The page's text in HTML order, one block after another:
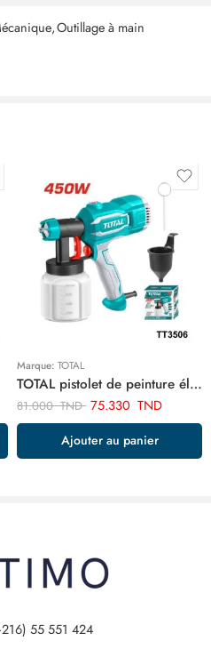
,Outillage à main
Marque: TOTAL
TOTAL pistolet de peinture électrique 450w TT3506
81.000TND 75.330 TND
Ajouter au panier
55 551 424